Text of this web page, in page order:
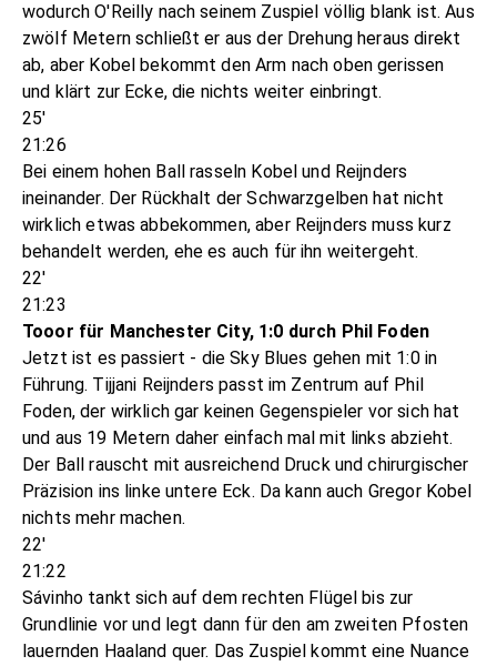
wodurch O'Reilly nach seinem Zuspiel völlig blank ist. Aus
zwölf Metern schließt er aus der Drehung heraus direkt
ab, aber Kobel bekommt den Arm nach oben gerissen
und klärt zur Ecke, die nichts weiter einbringt.
25'
21:26
Bei einem hohen Ball rasseln Kobel und Reijnders
ineinander. Der Rückhalt der Schwarzgelben hat nicht
wirklich etwas abbekommen, aber Reijnders muss kurz
behandelt werden, ehe es auch für ihn weitergeht.
22'
21:23
Tooor für Manchester City, 1:0 durch Phil Foden
Jetzt ist es passiert - die Sky Blues gehen mit 1:0 in
Führung. Tijjani Reijnders passt im Zentrum auf Phil
Foden, der wirklich gar keinen Gegenspieler vor sich hat
und aus 19 Metern daher einfach mal mit links abzieht.
Der Ball rauscht mit ausreichend Druck und chirurgischer
Präzision ins linke untere Eck. Da kann auch Gregor Kobel
nichts mehr machen.
22'
21:22
Sávinho tankt sich auf dem rechten Flügel bis zur
Grundlinie vor und legt dann für den am zweiten Pfosten
lauernden Haaland quer. Das Zuspiel kommt eine Nuance